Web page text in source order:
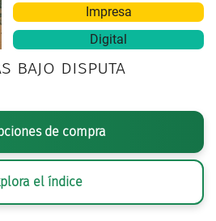
Impresa
Digital
bajo disputa
de compra
el índice